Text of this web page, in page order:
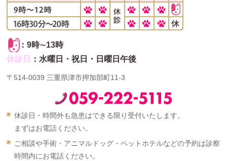
：9時∼13時
休診日
：水曜日・祝日・日曜日午後
〒514-0039 三重県津市押加部町11-3
休診日・時間外も急患はできる限り受付いたします。
まずはお電話ください。
ご相談や手術・アニマルドッグ・ペットホテルなどの予約は診察
時間内にお電話ください。